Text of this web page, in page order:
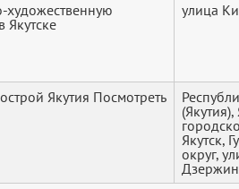
художественную
Якутске
улица
Якутия Посмотреть
(Якутия),
Якутск,
округ,